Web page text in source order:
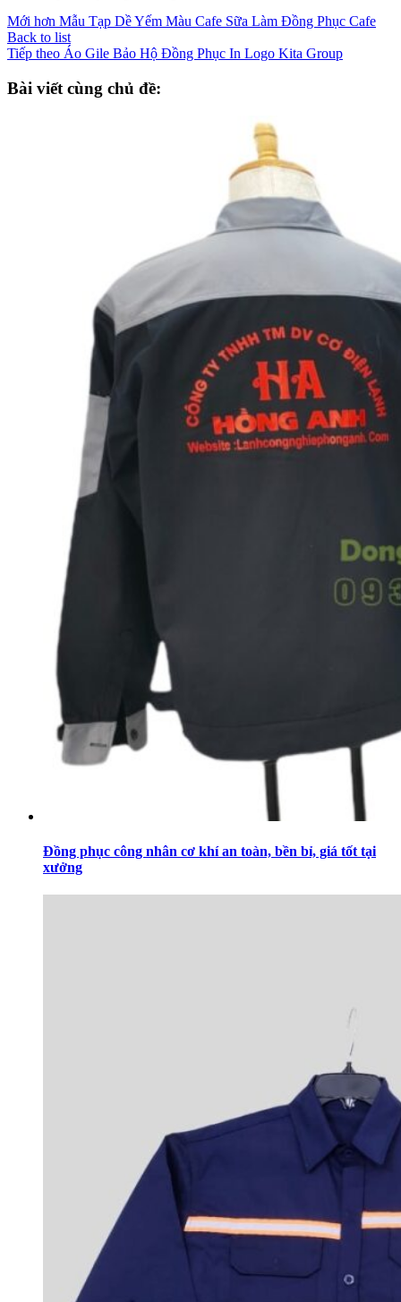
Mới hơn Mẫu Tạp Dề Yếm Màu Cafe Sữa Làm Đồng Phục Cafe
Back to list
Tiếp theo Áo Gile Bảo Hộ Đồng Phục In Logo Kita Group
Bài viết cùng chủ đề:
Đồng phục công nhân cơ khí an toàn, bền bỉ, giá tốt tại
xưởng